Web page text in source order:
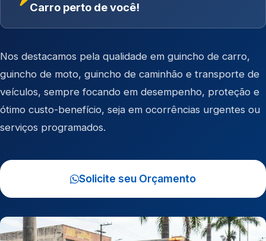
Carro perto de você!
Nos destacamos pela qualidade em guincho de carro,
guincho de moto, guincho de caminhão e transporte de
veículos, sempre focando em desempenho, proteção e
ótimo custo-benefício, seja em ocorrências urgentes ou
serviços programados.
Solicite seu Orçamento